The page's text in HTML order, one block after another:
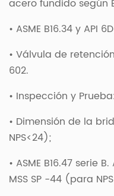
acero fundido según
• ASME B16.34 y API
• Válvula de
602.
• Inspección y
• Dimensión de la
NPS<24);
• ASME B16.47 serie
MSS SP -44 (para